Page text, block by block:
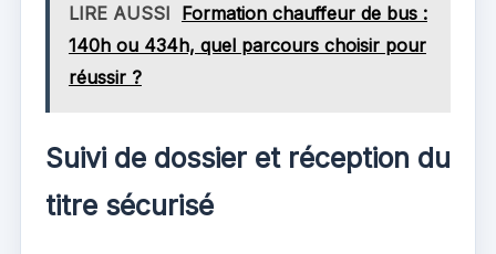
LIRE AUSSI Formation chauffeur de bus :
140h ou 434h, quel parcours choisir pour
réussir ?
Suivi de dossier et réception du
titre sécurisé